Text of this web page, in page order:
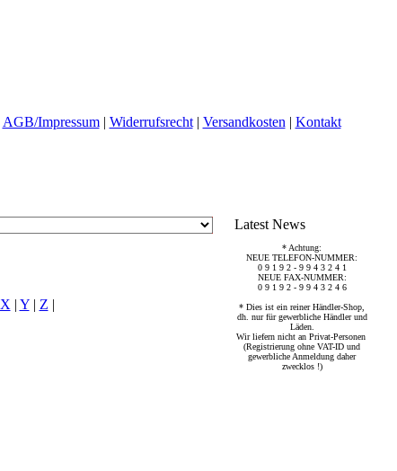
AGB/Impressum| Widerrufsrecht| Versandkosten | Kontakt
X | Y| Z |
Latest News
* Achtung:
NEUE TELEFON-NUMMER:
0 9 1 9 2 - 9 9 4 3 2 4 1
NEUE FAX-NUMMER:
0 9 1 9 2 - 9 9 4 3 2 4 6
* Dies ist ein reiner Händler-Shop,
dh. nur für gewerbliche Händler und
Läden.
Wir liefern nicht an Privat-Personen
(Registrierung ohne VAT-ID und
gewerbliche Anmeldung daher
zwecklos !)